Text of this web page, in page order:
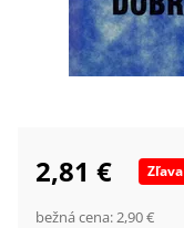
2,81 € Zľava
bežná cena:2,90 €